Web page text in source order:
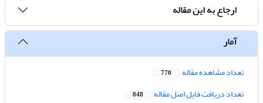
ارجاع به این مقاله
آمار
تعداد مشاهده مقاله 770
تعداد دریافت فایل اصل مقاله 848